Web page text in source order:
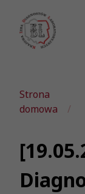
Strona
domowa